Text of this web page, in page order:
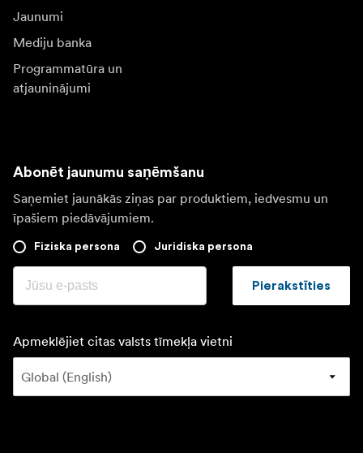
Jaunumi
Mediju banka
Programmatūra un
atjauninājumi
Abonēt jaunumu saņēmšanu
Saņemiet jaunākās ziņas par produktiem, iedvesmu un
īpašiem piedāvājumiem.
Fiziska persona Juridiska persona
Pierakstīties
Apmeklējiet citas valsts tīmekļa vietni